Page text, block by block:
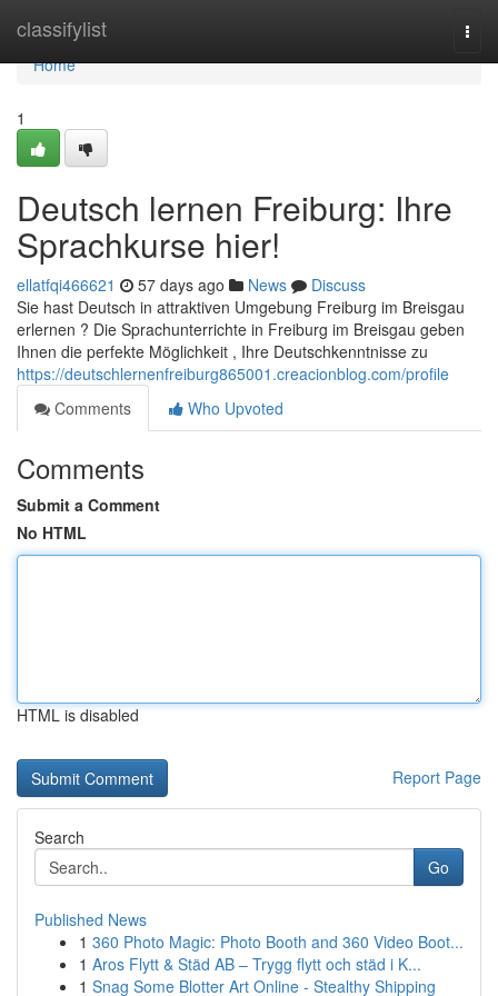
classifylist
Home
Home
1
Deutsch lernen Freiburg: Ihre
Sprachkurse hier!
ellatfqi466621 57 days ago News
Discuss
Sie hast Deutsch in attraktiven Umgebung Freiburg im Breisgau
erlernen ? Die Sprachunterrichte in Freiburg im Breisgau geben
Ihnen die perfekte Möglichkeit , Ihre Deutschkenntnisse zu
https://deutschlernenfreiburg865001.creacionblog.com/profile
Comments
Who Upvoted
Comments
Submit a Comment
No HTML
HTML is disabled
Report Page
Search
Go
Published News
1 360 Photo Magic: Photo Booth and 360 Video Boot...
1 Aros Flytt & Städ AB – Trygg flytt och städ i K...
1 Snag Some Blotter Art Online - Stealthy Shipping